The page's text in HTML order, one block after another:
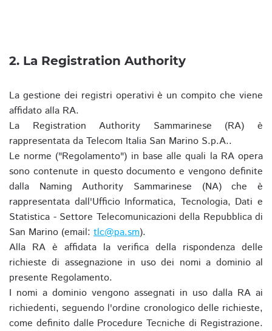
2. La Registration Authority
La gestione dei registri operativi è un compito che viene
affidato alla RA.
La Registration Authority Sammarinese (RA) è
rappresentata da Telecom Italia San Marino S.p.A..
Le norme ("Regolamento") in base alle quali la RA opera
sono contenute in questo documento e vengono definite
dalla Naming Authority Sammarinese (NA) che è
rappresentata dall'Ufficio Informatica, Tecnologia, Dati e
Statistica - Settore Telecomunicazioni della Repubblica di
San Marino (email: tlc@pa.sm).
Alla RA è affidata la verifica della rispondenza delle
richieste di assegnazione in uso dei nomi a dominio al
presente Regolamento.
I nomi a dominio vengono assegnati in uso dalla RA ai
richiedenti, seguendo l'ordine cronologico delle richieste,
come definito dalle Procedure Tecniche di Registrazione.